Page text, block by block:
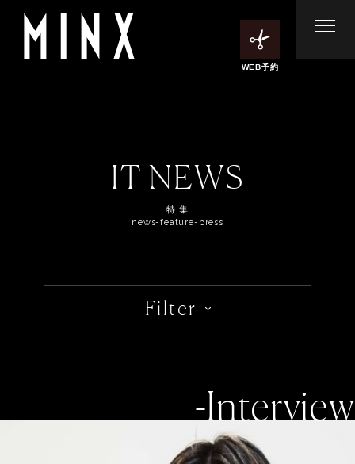
WEB予約
IT NEWS
特 集
news-feature-press
Filter
-Interview